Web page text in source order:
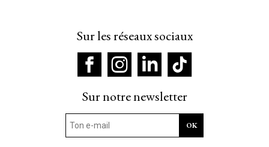
Sur les réseaux sociaux
Sur notre newsletter